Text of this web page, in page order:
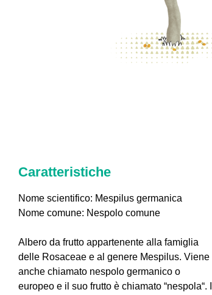
Caratteristiche
Nome scientifico: Mespilus germanica
Nome comune: Nespolo comune
Albero da frutto appartenente alla famiglia
delle Rosaceae e al genere Mespilus. Viene
anche chiamato nespolo germanico o
europeo e il suo frutto è chiamato “nespola“. I